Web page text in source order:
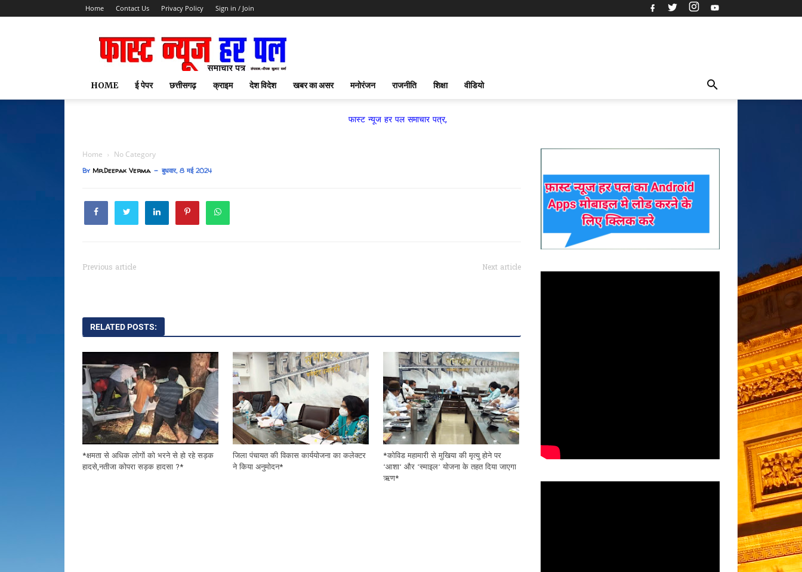
Home Contact Us Privacy Policy Sign in / Join
HOME ई पेपर छत्तीसगढ़ क्राइम देश विदेश खबर का असर मनोरंजन राजनीति शिक्षा वीडियो
फास्ट न्यूज हर पल समाचार पत्र,
Home No Category
By Mr.Deepak Verma बुधवार, 8 मई 2024
Previous article Next article
RELATED POSTS:
*क्षमता से अधिक लोगों को भरने से हो रहे सड़क
हादसे,नतीजा कोपरा सड़क हादसा ?*
जिला पंचायत की विकास कार्ययोजना का कलेक्टर
ने किया अनुमोदन*
*कोविड महामारी से मुखिया की मृत्यु होने पर
‘आशा‘ और ‘स्माइल‘ योजना के तहत दिया जाएगा
ऋण*